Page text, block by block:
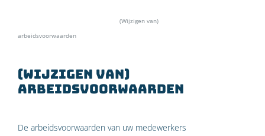
(Wijzigen van)
arbeidsvoorwaarden
(Wijzigen van)
arbeidsvoorwaarden
De arbeidsvoorwaarden van uw medewerkers